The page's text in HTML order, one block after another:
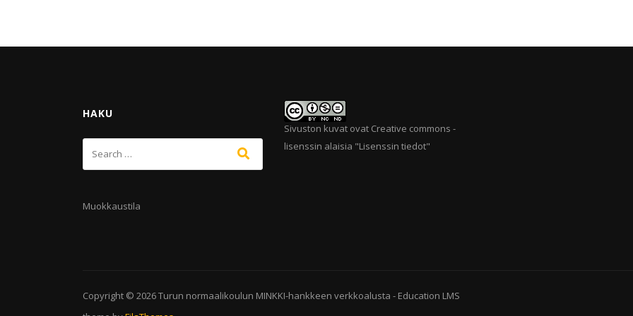
HAKU
Muokkaustila
Sivuston kuvat ovat Creative commons -
lisenssin alaisia "Lisenssin tiedot"
Copyright © 2026Turun normaalikoulun MINKKI-hankkeen verkkoalusta - Education LMS